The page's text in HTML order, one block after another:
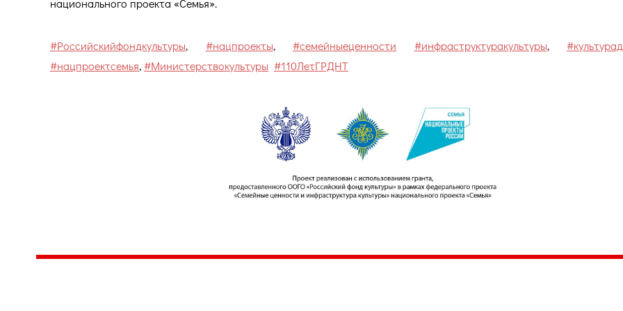
национального проекта «Семья».
#Российскийфондкультуры, #нацпроекты, #семейныеценности #инфраструктуракультуры,
#нацпроектсемья, #Министерствокультуры #110ЛетГРДНТ